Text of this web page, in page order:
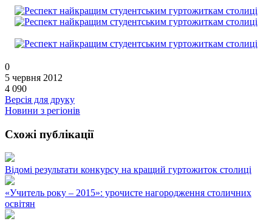
0
5 червня 2012
4 090
Версія для друку
Новини з регіонів
Схожі публікації
Відомі результати конкурсу на кращий гуртожиток столиці
«Учитель року – 2015»: урочисте нагородження столичних
освітян